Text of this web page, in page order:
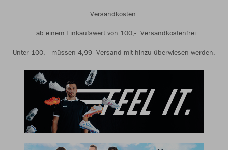
Versandkosten:
ab einem Einkaufswert von 100,- Versandkostenfrei
Unter 100,- müssen 4,99 Versand mit hinzu überwiesen werden.